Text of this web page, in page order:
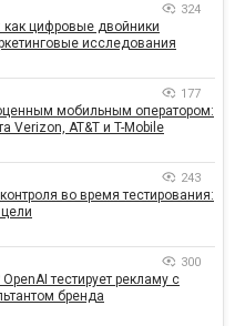
324
цифровые двойники
исследования
177
мобильным оператором:
Verizon, AT&T и T-Mobile
243
во время тестирования:
300
тестирует рекламу с
бренда